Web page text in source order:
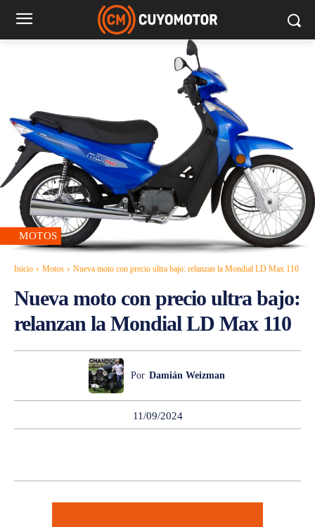
MOTOS
Inicio Motos Nueva moto con precio ultra bajo: relanzan la Mondial LD Max 110
Nueva moto con precio ultra bajo:
relanzan la Mondial LD Max 110
Por Damián Weizman
11/09/2024